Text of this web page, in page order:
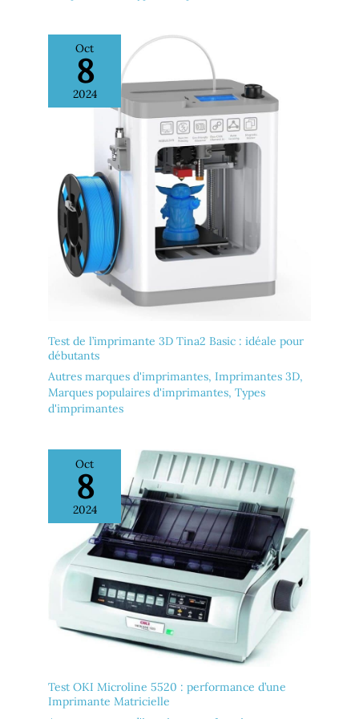
volume d'impression de 100
x 100 x 100 mm, cette mini
imprimante 3D se place
facilement sur une étagère
ou un bureau. Son
fonctionnement discret
convient aux études, loisirs
et créations à la maison.
Oct
8
2024
Test de l’imprimante 3D Tina2 Basic : idéale pour
débutants
Autres marques d'imprimantes, Imprimantes 3D,
Marques populaires d'imprimantes, Types
d'imprimantes
Oct
8
2024
Test OKI Microline 5520 : performance d’une
Imprimante Matricielle